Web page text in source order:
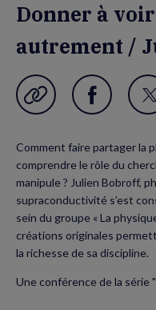
Donner à
autrement /
Garder en favori
Partager
Facebook
(nouvelle
fenêtre)
Comment faire partager la
comprendre le rôle du
manipule ? Julien Bobroff,
supraconductivité s’est
sein du groupe « La
créations originales
la richesse de sa discipline.
Une conférence de la série